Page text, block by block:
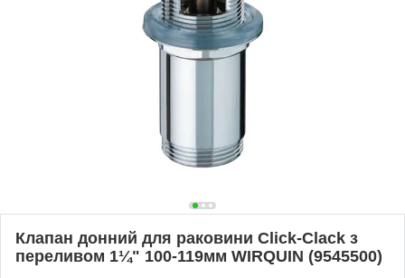
Клапан донний для раковини Click-Clack з
переливом 1¼" 100-119мм WIRQUIN (9545500)